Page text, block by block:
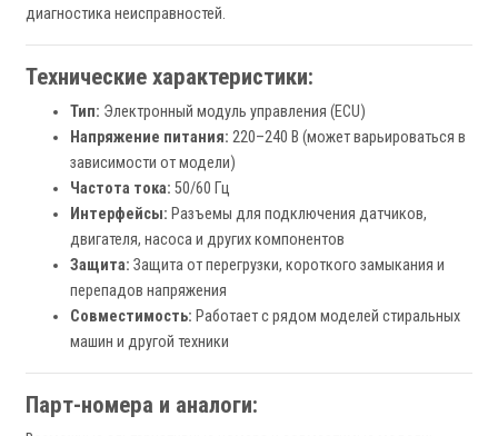
диагностика неисправностей.
Технические характеристики:
Тип: Электронный модуль управления (ECU)
Напряжение питания: 220–240 В (может варьироваться в
зависимости от модели)
Частота тока: 50/60 Гц
Интерфейсы: Разъемы для подключения датчиков,
двигателя, насоса и других компонентов
Защита: Защита от перегрузки, короткого замыкания и
перепадов напряжения
Совместимость: Работает с рядом моделей стиральных
машин и другой техники
Парт-номера и аналоги: